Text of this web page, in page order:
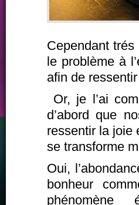
Cependant trés
le problème à
afin de
Or, je l’ai
d’abord que
ressentir la joie
se transforme
Oui,
bonheur
phénomène